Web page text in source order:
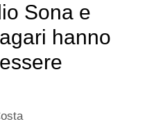
Sona e
hanno